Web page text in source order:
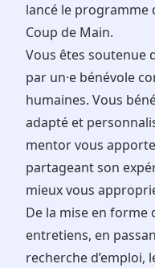
lancé le programme
Coup de Main.
Vous êtes soutenue
par un·e bénévole
humaines. Vous
adapté et
mentor vous
partageant son
mieux vous
De la mise en forme
entretiens, en
recherche d’emploi,